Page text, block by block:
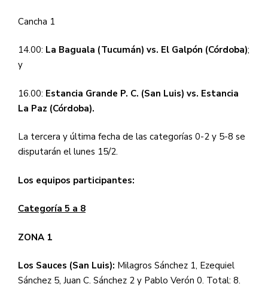
Cancha 1
14.00: La Baguala (Tucumán) vs. El Galpón (Córdoba);
y
16.00: Estancia Grande P. C. (San Luis) vs. Estancia
La Paz (Córdoba).
La tercera y última fecha de las categorías 0-2 y 5-8 se
disputarán el lunes 15/2.
Los equipos participantes:
Categoría 5 a 8
ZONA 1
Los Sauces (San Luis): Milagros Sánchez 1, Ezequiel
Sánchez 5, Juan C. Sánchez 2 y Pablo Verón 0. Total: 8.